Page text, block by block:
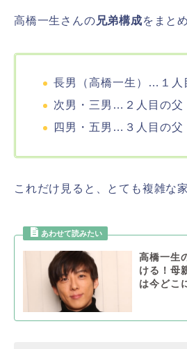
高橋一生さんの 兄弟構成をまと
長男（高橋一生）…１人
次男・三男…２人目の父
四男・五男…３人目の父
これだけ見ると、とても複雑な
高橋一生
ける！母
は今どこ